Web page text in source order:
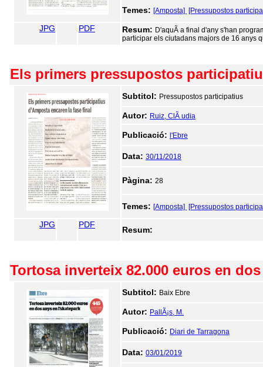
Temes: [Amposta] [Pressupostos
JPG PDF Resum: D'aquÃ­ a final d'any s'han
participar els ciutadans majors de 16 anys
Els primers pressupostos
Subtitol: Pressupostos participatius
Autor: Ruiz, ClÃ udia
Publicació: l'Ebre
Data: 30/11/2018
Pàgina: 28
Temes: [Amposta] [Pressupostos
JPG PDF
Resum:
Tortosa inverteix 82.000 euros en
Subtitol: Baix Ebre
Autor: PallÃ¡s, M.
Publicació: Diari de Tarragona
Data: 03/01/2019